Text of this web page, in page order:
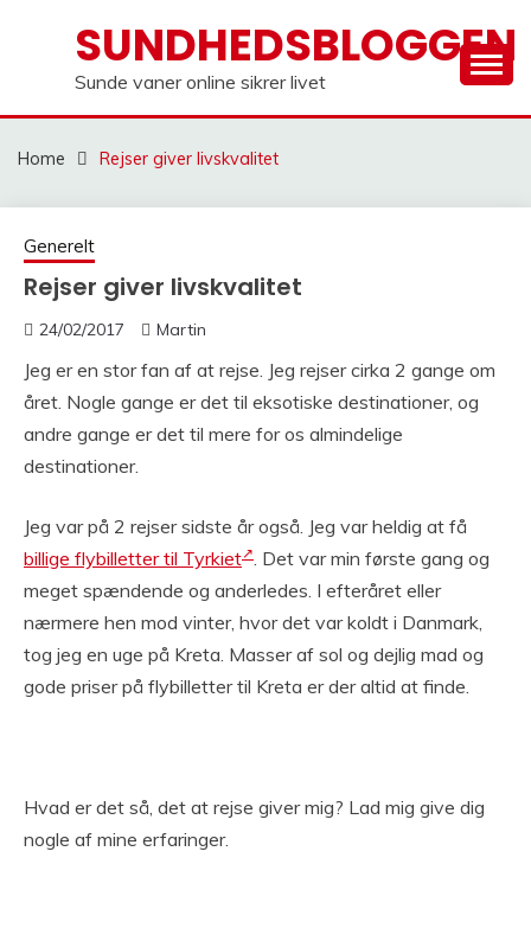
SUNDHEDSBLOGGEN
Sunde vaner online sikrer livet
Home Rejser giver livskvalitet
Generelt
Rejser giver livskvalitet
24/02/2017 Martin
Jeg er en stor fan af at rejse. Jeg rejser cirka 2 gange om
året. Nogle gange er det til eksotiske destinationer, og
andre gange er det til mere for os almindelige
destinationer.
Jeg var på 2 rejser sidste år også. Jeg var heldig at få
billige flybilletter til Tyrkiet . Det var min første gang og
meget spændende og anderledes. I efteråret eller
nærmere hen mod vinter, hvor det var koldt i Danmark,
tog jeg en uge på Kreta. Masser af sol og dejlig mad og
gode priser på flybilletter til Kreta er der altid at finde.
Hvad er det så, det at rejse giver mig? Lad mig give dig
nogle af mine erfaringer.